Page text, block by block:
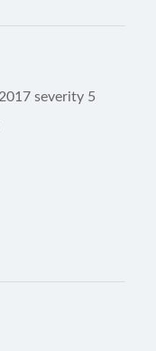
severity 5